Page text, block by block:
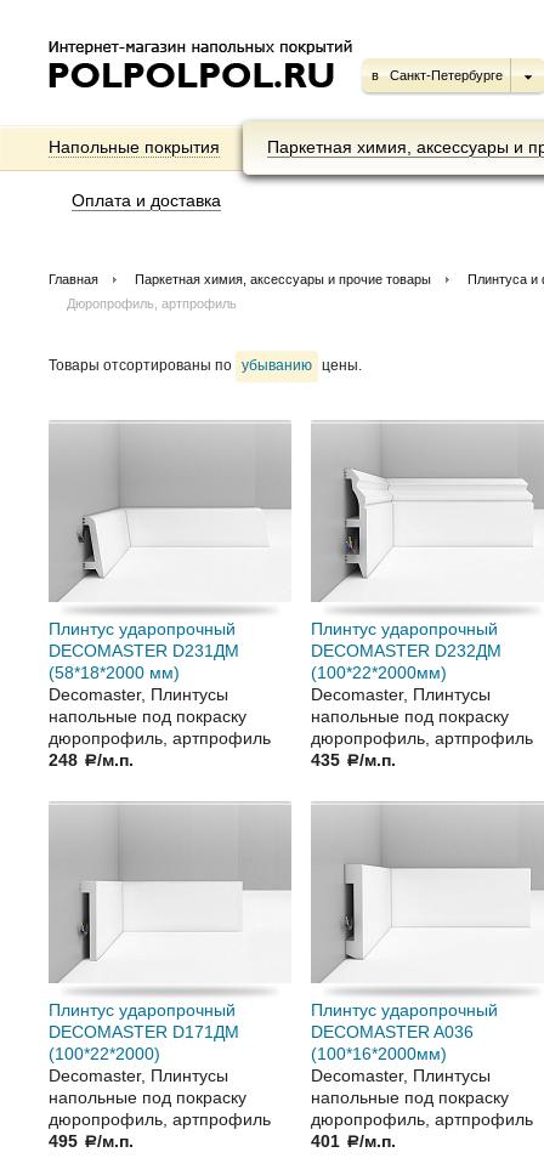
в Санкт-Петербурге
Напольные покрытия Паркетная химия, аксессуары и
Оплата и доставка
Главная Паркетная химия, аксессуары и прочие товары
Плинтуса и
Дюропрофиль, артпрофиль
Товары отсортированы по убыванию цены.
Плинтус ударопрочный
DECOMASTER D231ДМ
(58*18*2000 мм)
Decomaster, Плинтусы
напольные под покраску
дюропрофиль, артпрофиль
248 a/м.п.
Плинтус ударопрочный
DECOMASTER D232ДМ
(100*22*2000мм)
Decomaster, Плинтусы
напольные под покраску
дюропрофиль, артпрофиль
435 a/м.п.
Плинтус ударопрочный
DECOMASTER D171ДМ
(100*22*2000)
Decomaster, Плинтусы
напольные под покраску
дюропрофиль, артпрофиль
495 a/м.п.
Плинтус ударопрочный
DECOMASTER A036
(100*16*2000мм)
Decomaster, Плинтусы
напольные под покраску
дюропрофиль, артпрофиль
401 a/м.п.